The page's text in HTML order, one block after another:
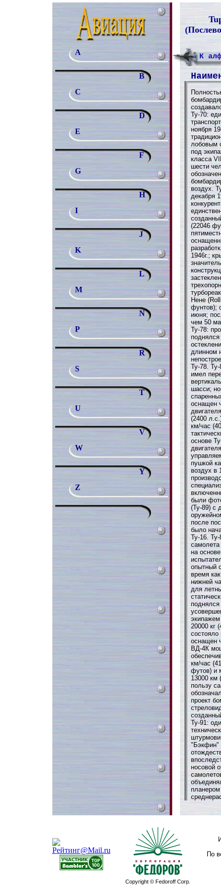
A
B
C
D
E
F
G
H
I
J
K
L
M
N
P
R
S
T
U
V
W
Y
Z
К
Ту-70:
ноября
лобовым
под
класса
шести
воздух.
декабря
(22046
1946г.;
Нене
фунтов);
июня;
чем 50
Ту-78:
поднялся
длинном
Ту-78.
имел
шасси;
оснащен
(2400
км/час
основе
пушкой
воздух в
были
(Ту-89) с
после
было
Ту-16.
на
опытный
время
нижней
для
поднялся
экипажем
20000 кг
состояло
оснащен
ВД-4К
км/час
футов) и
13000 км
пользу
проект
Ту-91:
"Бэкфин"
носовой
Copyright © Fedoroff Corp.
По